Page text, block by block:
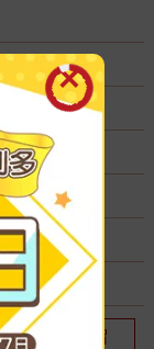
我要預留